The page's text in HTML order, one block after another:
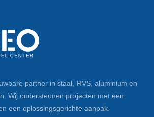
partner in staal, RVS, aluminium en
Wij ondersteunen projecten met een
een oplossingsgerichte aanpak.